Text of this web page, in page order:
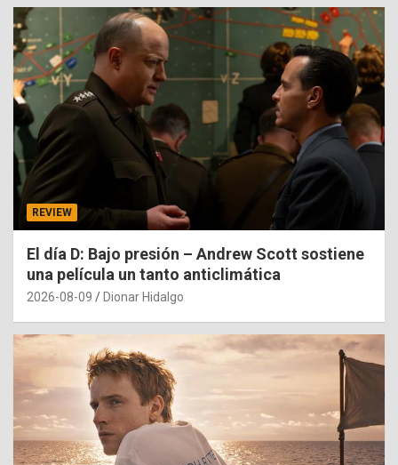
REVIEW
El día D: Bajo presión – Andrew Scott sostiene
una película un tanto anticlimática
2026-08-09 Dionar Hidalgo